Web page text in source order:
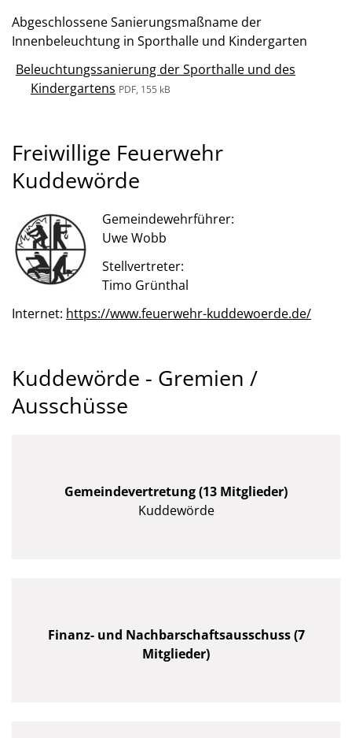
Abgeschlossene Sanierungsmaßname der
Innenbeleuchtung in Sporthalle und Kindergarten
Beleuchtungssanierung der Sporthalle und des
Kindergartens PDF, 155 kB
Freiwillige Feuerwehr
Kuddewörde
Gemeindewehrführer:
Uwe Wobb
Stellvertreter:
Timo Grünthal
Internet: https://www.feuerwehr-kuddewoerde.de/
Kuddewörde - Gremien /
Ausschüsse
Gemeindevertretung (13 Mitglieder)
Kuddewörde
Finanz- und Nachbarschaftsausschuss (7
Mitglieder)